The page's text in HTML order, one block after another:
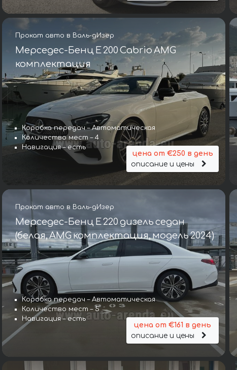
Прокат авто в Валь-дИзер
Мерседес-Бенц E 200 Cabrio AMG
комплектация
Коробка передач – Автоматическая
Количество мест – 4
Навигация – есть
цена от €250 в день
описание и цены
Прокат авто в Валь-дИзер
Мерседес-Бенц E 220 дизель седан
(белая, AMG комплектация, модель 2024)
Коробка передач – Автоматическая
Количество мест – 5
Навигация – есть
цена от €161 в день
описание и цены